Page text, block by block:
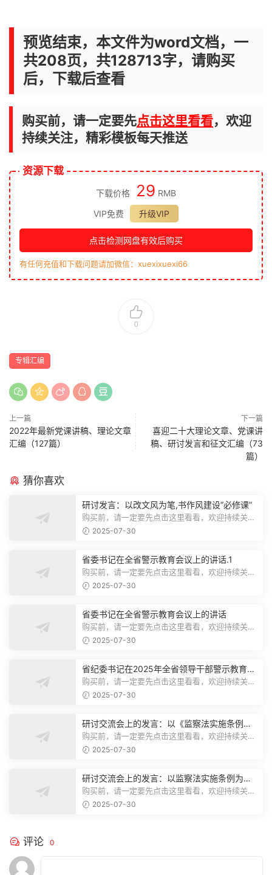
预览结束，本文件为word文档，一
共208页，共128713字，请购买
后，下载后查看
购买前，请一定要先点击这里看看，欢迎
持续关注，精彩模板每天推送
资源下载
下载价格 29 RMB
VIP免费
升级VIP
点击检测网盘有效后购买
有任何充值和下载问题请加微信：xuexixuexi66
0
专辑汇编
上一篇
2022年最新党课讲稿、理论文章
汇编（127篇）
下一篇
喜迎二十大理论文章、党课讲
稿、研讨发言和征文汇编（73
篇）
猜你喜欢
研讨发言：以改文风为笔,书作风建设“必修课”
购买前，请一定要先点击这里看看，欢迎持续关
注，精彩模板每天推送预览结束，本文...
2025-07-30
省委书记在全省警示教育会议上的讲话.1
购买前，请一定要先点击这里看看，欢迎持续关
注，精彩模板每天推送预览结束，本文...
2025-07-30
省委书记在全省警示教育会议上的讲话
购买前，请一定要先点击这里看看，欢迎持续关
注，精彩模板每天推送预览结束，本文...
2025-07-30
省纪委书记在2025年全省领导干部警示教育会
上的讲话.1
购买前，请一定要先点击这里看看，欢迎持续关
注，精彩模板每天推送预览结束，本文...
2025-07-30
研讨交流会上的发言：以《监察法实施条例》
为纲,推动巡察工作高质量发展
购买前，请一定要先点击这里看看，欢迎持续关
注，精彩模板每天推送预览结束，本文...
2025-07-30
研讨交流会上的发言：以监察法实施条例为纲
推动巡察工作高质量发展
购买前，请一定要先点击这里看看，欢迎持续关
注，精彩模板每天推送预览结束，本文...
2025-07-30
评论 0